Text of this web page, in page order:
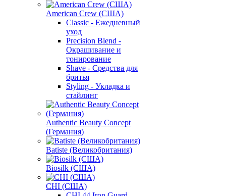
American Crew (США)
Classic - Ежедневный
уход
Precision Blend -
Окрашивание и
тонирование
Shave - Средства для
бритья
Styling - Укладка и
стайлинг
Authentic Beauty Concept
(Германия)
Batiste (Великобритания)
Biosilk (США)
CHI (США)